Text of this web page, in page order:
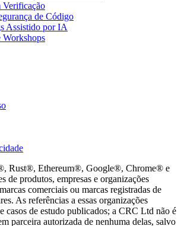
Verificação
de Código
Assistido por IA
Workshops
Rust®, Ethereum®, Google®, Chrome® e
de produtos, empresas e organizações
comerciais ou marcas registradas de
As referências a essas organizações
casos de estudo publicados; a CRC Ltd não é
parceira autorizada de nenhuma delas, salvo